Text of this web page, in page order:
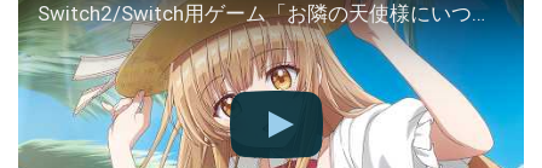
Switch2/Switch用ゲーム「お隣の天使様にいつの間にか駄目人間にされていた件 Memorial Vacation」オープニングムービー